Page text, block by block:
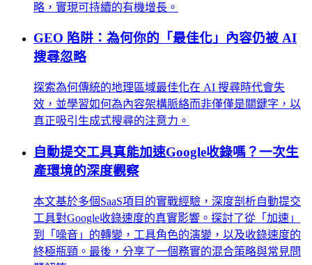
略，實現可持續的有機增長。
GEO 陷阱：為何你的「最佳化」內容仍被 AI
搜尋忽略
探索為何傳統的地理區域最佳化在 AI 搜尋時代會失
效，並學習如何為內容架構脈絡而非僅僅是關鍵字，以
真正吸引生成式搜尋的注意力。
自動提交工具真能加速Google收錄嗎？一次生
產環境的深度觀察
本文基於多個SaaS項目的實戰經驗，深度剖析自動提交
工具對Google收錄速度的真實影響。探討了從「加速」
到「噪音」的轉變，工具角色的演變，以及收錄速度的
終極瓶頸。最後，分享了一個務實的混合策略與常見問